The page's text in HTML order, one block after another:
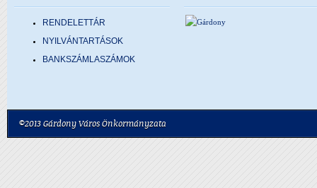
RENDELETTÁR
NYILVÁNTARTÁSOK
BANKSZÁMLASZÁMOK
©2013 Gárdony Város Önkormányzata